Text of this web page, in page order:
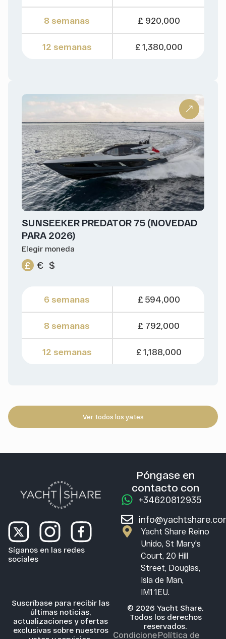
8 semanas
12 semanas
£ 920,000
£ 1,380,000
SUNSEEKER PREDATOR 75 (NOVEDAD
PARA 2026)
Elegir moneda
£ € $
6 semanas
8 semanas
12 semanas
£ 594,000
£ 792,000
£ 1,188,000
Ver todos los yates
Síganos en las redes
sociales
Póngase en
contacto con
+34620812935
Yacht Share Reino
Unido, St Mary's
Court, 20 Hill
Street, Douglas,
Isla de Man,
IM1 1EU.
Suscríbase para recibir las
últimas noticias,
actualizaciones y ofertas
exclusivas sobre nuestros
© 2026 Yacht Share.
Todos los derechos
reservados.
CondicionePolítica de